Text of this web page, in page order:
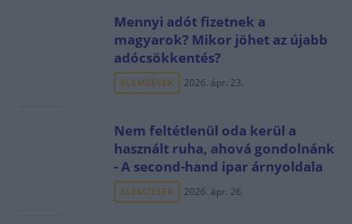
Mennyi adót fizetnek a
magyarok? Mikor jöhet az újabb
adócsökkentés?
ELEMZÉSEK 2026. ápr. 23.
Nem feltétlenül oda kerül a
használt ruha, ahová gondolnánk
- A second-hand ipar árnyoldala
ELEMZÉSEK 2026. ápr. 26.